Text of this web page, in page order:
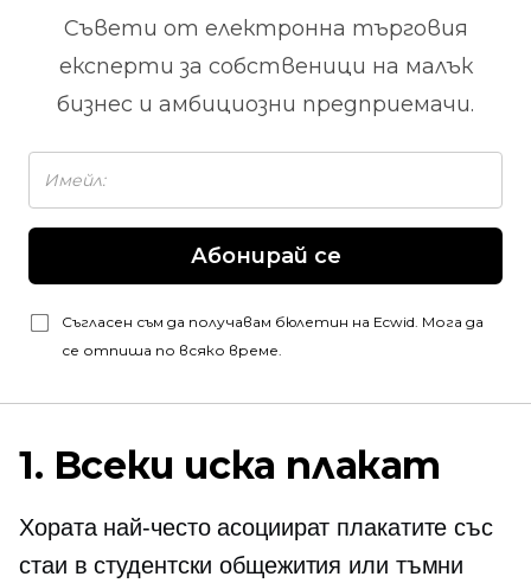
Съвети от електронна търговия
експерти за собственици на малък
бизнес и амбициозни предприемачи.
Абонирай се
Съгласен съм да получавам бюлетин на Ecwid. Мога да
се отпиша по всяко време.
1. Всеки иска плакат
Хората най-често асоциират плакатите със
стаи в студентски общежития или тъмни